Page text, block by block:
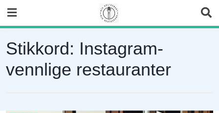
content
Stikkord: Instagram-
vennlige restauranter